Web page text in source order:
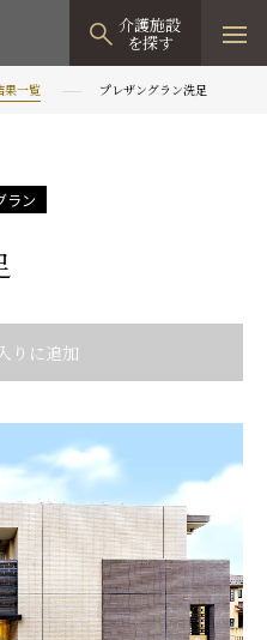
介護施設
を探す
ームとは
とは
-821
年末年始を除く）
果一覧 プレザングラン洗足
ラン
りに追加